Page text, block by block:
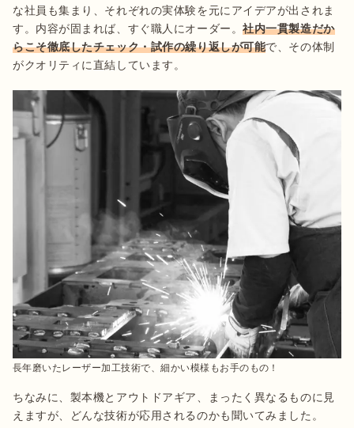
な社員も集まり、それぞれの実体験を元にアイデアが出されま
す。内容が固まれば、すぐ職人にオーダー。社内一貫製造だか
らこそ徹底したチェック・試作の繰り返しが可能で、その体制
がクオリティに直結しています。
長年磨いたレーザー加工技術で、細かい模様もお手のもの！
ちなみに、製本機とアウトドアギア、まったく異なるものに見
えますが、どんな技術が応用されるのかも聞いてみました。